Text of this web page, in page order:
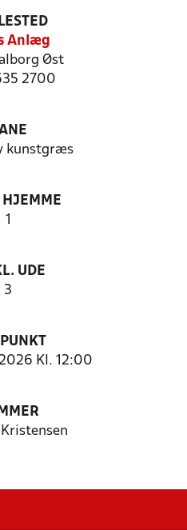
Anlæg
Øst
2700
kunstgræs
1
UDE
3
Kl. 12:00